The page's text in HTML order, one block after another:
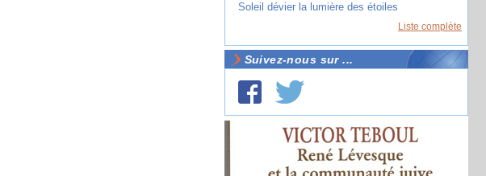
Soleil dévier la lumière des étoiles
Liste complète
Suivez-nous sur ...